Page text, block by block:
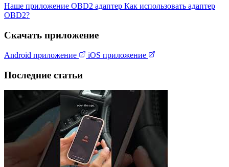
Наше приложение OBD2 адаптер Как использовать адаптер
OBD2?
Скачать приложение
Android приложение iOS приложение
Последние статьи